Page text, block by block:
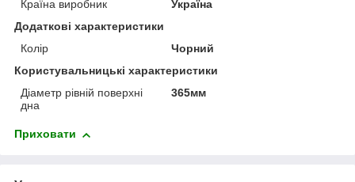
Країна виробник
Україна
Додаткові характеристики
Колір
Чорний
Користувальницькі характеристики
Діаметр рівній поверхні
дна
365мм
Приховати